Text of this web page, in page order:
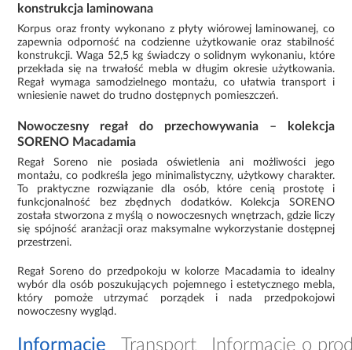
konstrukcja laminowana
Korpus oraz fronty wykonano z płyty wiórowej laminowanej, co
zapewnia odporność na codzienne użytkowanie oraz stabilność
konstrukcji. Waga 52,5 kg świadczy o solidnym wykonaniu, które
przekłada się na trwałość mebla w długim okresie użytkowania.
Regał wymaga samodzielnego montażu, co ułatwia transport i
wniesienie nawet do trudno dostępnych pomieszczeń.
Nowoczesny regał do przechowywania – kolekcja
SORENO Macadamia
Regał Soreno nie posiada oświetlenia ani możliwości jego
montażu, co podkreśla jego minimalistyczny, użytkowy charakter.
To praktyczne rozwiązanie dla osób, które cenią prostotę i
funkcjonalność bez zbędnych dodatków. Kolekcja SORENO
została stworzona z myślą o nowoczesnych wnętrzach, gdzie liczy
się spójność aranżacji oraz maksymalne wykorzystanie dostępnej
przestrzeni.
Regał Soreno do przedpokoju w kolorze Macadamia to idealny
wybór dla osób poszukujących pojemnego i estetycznego mebla,
który pomoże utrzymać porządek i nada przedpokojowi
nowoczesny wygląd.
Informacje Transport Informacje o